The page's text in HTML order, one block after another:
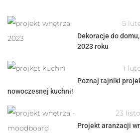
5
Dekoracje do
2023 roku
1
Poznaj tajniki
nowoczesnej kuchni!
23
Projekt aranżacji